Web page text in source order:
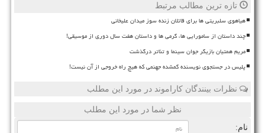
تازه ترین مطالب مرتبط
هیاهوی سلبریتی ها برای قاتلان زنده سوز میدان علیخانی
چند داستان از سامورایی ها، گرمی ها و داستان هفت سال دوری از موسیقی!
مریم همتیان بازیگر جوان سینما و تئاتر درگذشت
پلیس در جستجوی نویسنده گمشده جهنمی که هیچ راه خروجی از آن نیست!
نظرات بینندگان کاراموند در مورد این مطلب
نظر شما در مورد این مطلب
نام: